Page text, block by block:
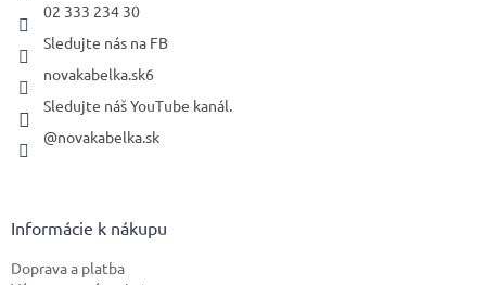
02 333 234 30
Sledujte nás na FB
novakabelka.sk6
Sledujte náš YouTube kanál.
@novakabelka.sk
Informácie k nákupu
Doprava a platba